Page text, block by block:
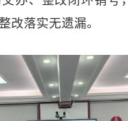
改落实无遗漏。